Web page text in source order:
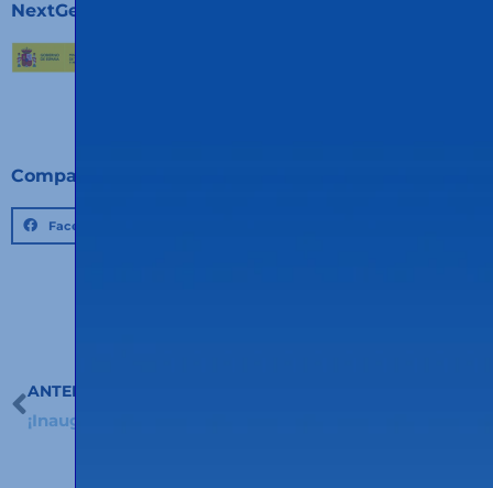
NextGenerationEU.
Compartir:
Facebook
Ant
ANTERIOR